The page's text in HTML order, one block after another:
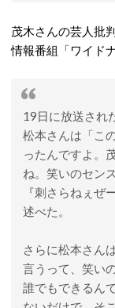
茂木さんの芸人批
情報番組「ワイド
19日に放送され
松本さんは「こ
ったんですよ。
ね。笑いのセン
『刺さらねぇぜ
述べた。
さらに松本さん
言うって、笑い
誰でもできるん